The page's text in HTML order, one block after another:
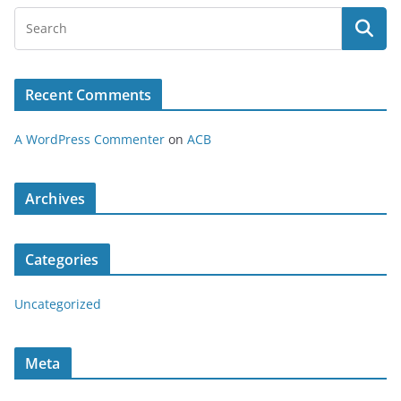
Recent Comments
A WordPress Commenter on ACB
Archives
Categories
Uncategorized
Meta